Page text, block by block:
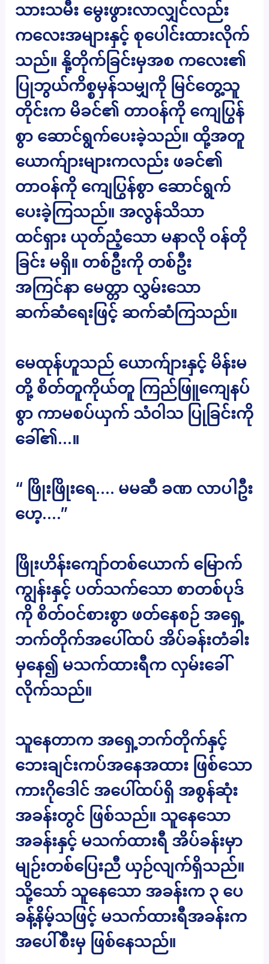
သားသမီး မွေးဖွားလာလျှင်လည်း
ကလေးအများနှင့် စုပေါင်းထားလိုက်
သည်။ နို့တိုက်ခြင်းမှအစ ကလေး၏
ပြုဘွယ်ကိစ္စမှန်သမျှကို မြင်တွေ့သူ
တိုင်းက မိခင်၏ တာဝန်ကို ကျေပြွန်
စွာ ဆောင်ရွက်ပေးခဲ့သည်။ ထို့အတူ
ယောက်ျားများကလည်း ဖခင်၏
တာဝန်ကို ကျေပြွန်စွာ ဆောင်ရွက်
ပေးခဲ့ကြသည်။ အလွန်သိသာ
ထင်ရှား ယုတ်ညံ့သော မနာလို ဝန်တို
ခြင်း မရှိ။ တစ်ဦးကို တစ်ဦး
အကြင်နာ မေတ္တာ လွှမ်းသော
ဆက်ဆံရေးဖြင့် ဆက်ဆံကြသည်။
မေထုန်ဟူသည် ယောက်ျားနှင့် မိန်းမ
တို့ စိတ်တူကိုယ်တူ ကြည်ဖြူကျေနပ်
စွာ ကာမစပ်ယှက် သံဝါသ ပြုခြင်းကို
ခေါ်၏…။
“ ဖြိုးဖြိုးရေ…. မမဆီ ခဏ လာပါဦး
ဟေ့….”
ဖြိုးဟိန်းကျော်တစ်ယောက် မြောက်
ကျွန်းနှင့် ပတ်သက်သော စာတစ်ပုဒ်
ကို စိတ်ဝင်စားစွာ ဖတ်နေစဉ် အရှေ့
ဘက်တိုက်အပေါ်ထပ် အိပ်ခန်းတံခါး
မှနေ၍ မသက်ထားရီက လှမ်းခေါ်
လိုက်သည်။
သူနေတာက အရှေ့ဘက်တိုက်နှင့်
ဘေးချင်းကပ်အနေအထား ဖြစ်သော
ကားဂိုဒေါင် အပေါ်ထပ်ရှိ အစွန်ဆုံး
အခန်းတွင် ဖြစ်သည်။ သူနေသော
အခန်းနှင့် မသက်ထားရီ အိပ်ခန်းမှာ
မျဉ်းတစ်ပြေးညီ ယှဉ်လျက်ရှိသည်။
သို့သော် သူနေသော အခန်းက ၃ ပေ
ခန့်နိမ့်သဖြင့် မသက်ထားရီအခန်းက
အပေါ်စီးမှ ဖြစ်နေသည်။